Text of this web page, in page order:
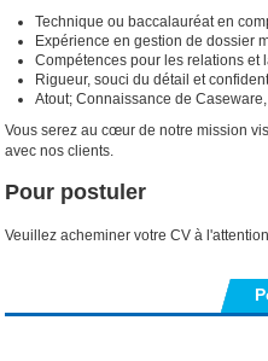
Technique ou baccalauréat en
Expérience en gestion de dossier
Compétences pour les relations et
Rigueur, souci du détail et
Atout; Connaissance de
Vous serez au cœur de notre mission
avec nos clients.
Pour postuler
Veuillez acheminer votre CV à